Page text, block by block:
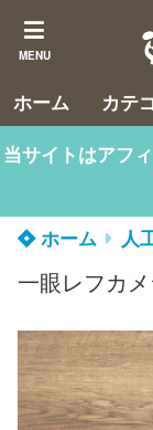
MENU
ホーム カテ
当サイトはアフ
ホーム
人
一眼レフカ